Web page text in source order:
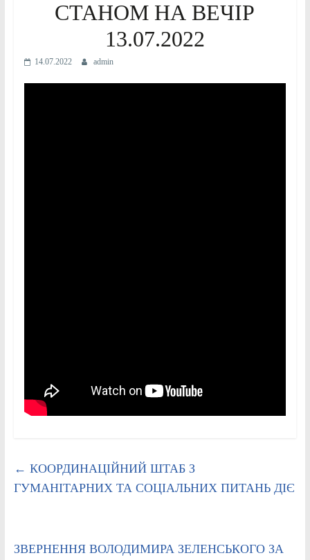
СТАНОМ НА ВЕЧІР
13.07.2022
14.07.2022 admin
← КООРДИНАЦІЙНИЙ ШТАБ З
ГУМАНІТАРНИХ ТА СОЦІАЛЬНИХ ПИТАНЬ ДІЄ
ЗВЕРНЕННЯ ВОЛОДИМИРА ЗЕЛЕНСЬКОГО ЗА